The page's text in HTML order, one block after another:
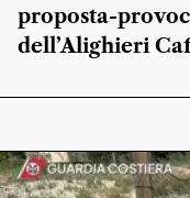
proposta-
dell’Alighieri